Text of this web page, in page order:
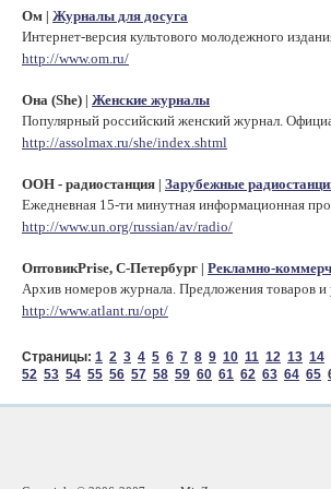
Ом Журналы для досуга
Интернет-версия культового молодежного
http://www.om.ru/
Она (She) Женские журналы
Популярный российский женский журнал.
http://assolmax.ru/she/index.shtml
ООН - радиостанция Зарубежные
Ежедневная 15-ти минутная информационная
http://www.un.org/russian/av/radio/
ОптовикPrise, С-Петербург Рекламно-
Архив номеров журнала. Предложения товаров и
http://www.atlant.ru/opt/
Страницы: 1 2 3 4 5 6 7 8 9 10 11 12 13 14
52 53 54 55 56 57 58 59 60 61 62 63 64 65